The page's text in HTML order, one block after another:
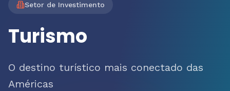
Setor de Investimento
Turismo
O destino turístico mais conectado das
Américas